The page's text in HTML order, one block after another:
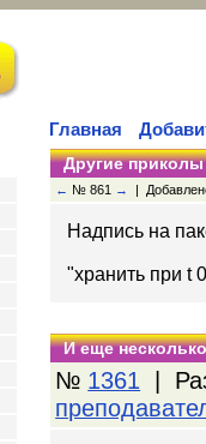
Главная
Другие
← № 861 → |
Надпись на
"хранить при t
И еще
№ 1361 |